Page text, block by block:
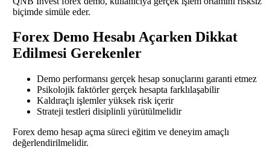
biçimde simüle eder.
Forex Demo Hesabı Açarken Dikkat
Edilmesi Gerekenler
Demo performansı gerçek hesap sonuçlarını garanti etmez
Psikolojik faktörler gerçek hesapta farklılaşabilir
Kaldıraçlı işlemler yüksek risk içerir
Strateji testleri disiplinli yürütülmelidir
Forex demo hesap açma süreci eğitim ve deneyim amaçlı
değerlendirilmelidir.